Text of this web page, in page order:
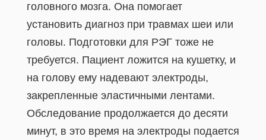
головного мозга. Она помогает
установить диагноз при травмах шеи или
головы. Подготовки для РЭГ тоже не
требуется. Пациент ложится на кушетку, и
на голову ему надевают электроды,
закрепленные эластичными лентами.
Обследование продолжается до десяти
минут, в это время на электроды подается